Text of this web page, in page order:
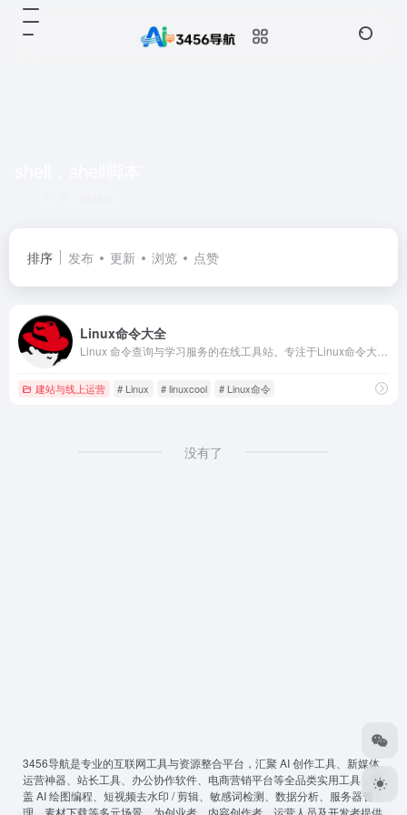
排序 发布 更新 浏览 点赞
Linux命令大全
建站与线上运营 # Linux # linuxcool # Linux命令
没有了
3456导航是专业的互联网工具与资源整合平台，汇聚 AI 创作工具、新媒体
运营神器、站长工具、办公协作软件、电商营销平台等全品类实用工具，覆
盖 AI 绘图编程、短视频去水印 / 剪辑、敏感词检测、数据分析、服务器管
理、素材下载等多元场景，为创业者、内容创作者、运营人员及开发者提供